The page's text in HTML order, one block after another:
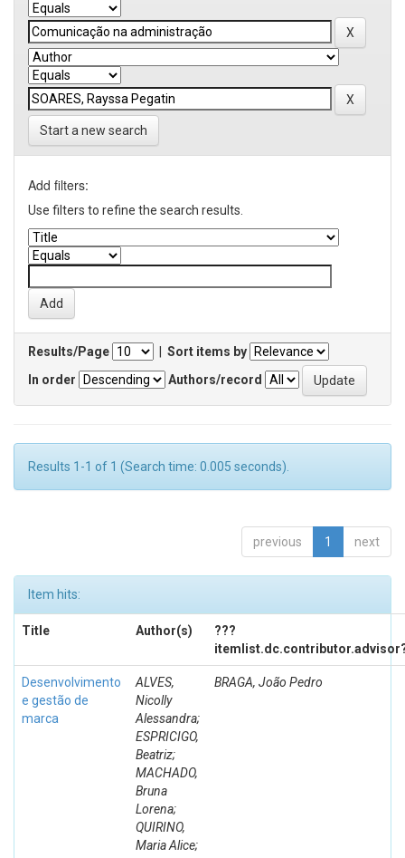
Start a new search
Add filters:
Use filters to refine the search results.
Results/Page
Sort items by
In order
Authors/record
Results 1-1 of 1 (Search time: 0.005 seconds).
previous 1 next
Item hits:
Title Author(s)
???
Desenvolvimento
e gestão de
marca
ALVES,
Nicolly
Alessandra;
ESPRICIGO,
Beatriz;
MACHADO,
Bruna
Lorena;
QUIRINO,
Maria Alice;
BRAGA, João Pedro